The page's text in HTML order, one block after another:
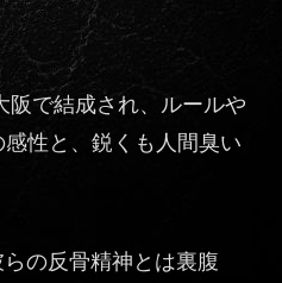
阪で結成され、ルールや
性と、鋭くも人間臭い
らの反骨精神とは裏腹